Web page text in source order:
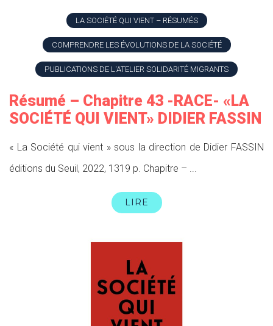
LA SOCIÉTÉ QUI VIENT – RÉSUMÉS
COMPRENDRE LES ÉVOLUTIONS DE LA SOCIÉTÉ
PUBLICATIONS DE L'ATELIER SOLIDARITÉ MIGRANTS
Résumé – Chapitre 43 -RACE- «LA
SOCIÉTÉ QUI VIENT» DIDIER FASSIN
« La Société qui vient » sous la direction de Didier FASSIN
éditions du Seuil, 2022, 1319 p. Chapitre – ...
LIRE